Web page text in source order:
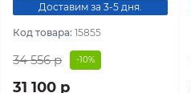
Доставим за 3-5 дня.
Код товара: 15855
34 556 р -10%
31 100 р